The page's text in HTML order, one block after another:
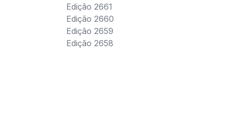
Edição 2661
Edição 2660
Edição 2659
Edição 2658